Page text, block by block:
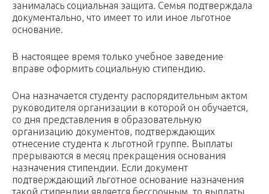
занималась социальная защита. Семья подтверждала
документально, что имеет то или иное льготное
основание.
В настоящее время только учебное заведение
вправе оформить социальную стипендию.
Она назначается студенту распорядительным актом
руководителя организации в которой он обучается,
со дня представления в образовательную
организацию документов, подтверждающих
отнесение студента к льготной группе. Выплаты
прерываются в месяц прекращения основания
назначения стипендии. Если документ
подтверждающий льготное основание назначения
такой стипендии является бессрочным, то выплаты